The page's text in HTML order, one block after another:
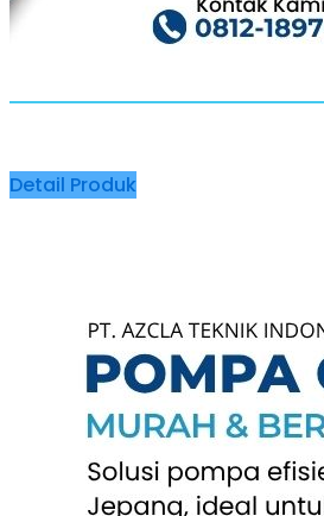
Detail Produk